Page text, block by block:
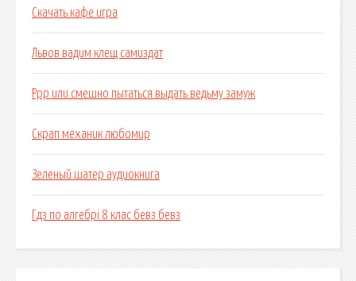
Скачать кафе игра
Львов вадим клещ самиздат
Ррр или смешно пытаться выдать ведьму замуж
Скрап механик любомир
Зеленый шатер аудиокнига
Гдз по алгебрі 8 клас бевз бевз